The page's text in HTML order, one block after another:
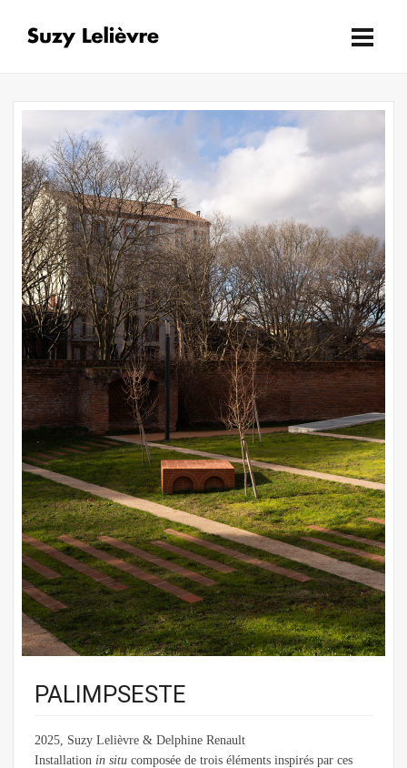
PALIMPSESTE
2025, Suzy Lelièvre & Delphine Renault
Installation in situ composée de trois éléments inspirés par ces